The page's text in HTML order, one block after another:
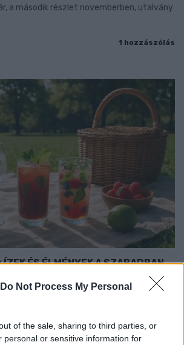
Do Not Process My Personal
of the sale, sharing to third parties, or
personal or sensitive information for
a második részlet novemberben, utalvány
1 hozzászólás
ÉS ÉLMÉNYEK A SZABADBAN
a nap egyre tovább marad velünk, sokaknak
a természetbe.